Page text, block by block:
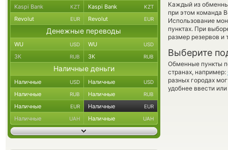
Каждый из
при этом команда
Использование
пунктах. При
размер резервов и
Выберите
Обменные пункты
странах, например:
разных городах
удобнее ввести
Kaspi Bank KZT Kaspi Bank KZT
Revolut EUR Revolut EUR
Денежные переводы
WU USD WU USD
ЗК RUB ЗК RUB
Наличные деньги
Наличные USD Наличные USD
Наличные RUB Наличные RUB
Наличные EUR Наличные EUR
Наличные UAH Наличные UAH